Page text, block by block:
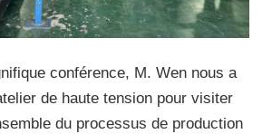
conférence, M. Wen nous a
de haute tension pour visiter
du processus de production